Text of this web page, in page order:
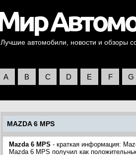
Лучшие автомобили, новости и обзоры
A B C D E F G
MAZDA 6 MPS
Mazda 6 MPS - краткая информация:
Mazda 6 MPS получил как